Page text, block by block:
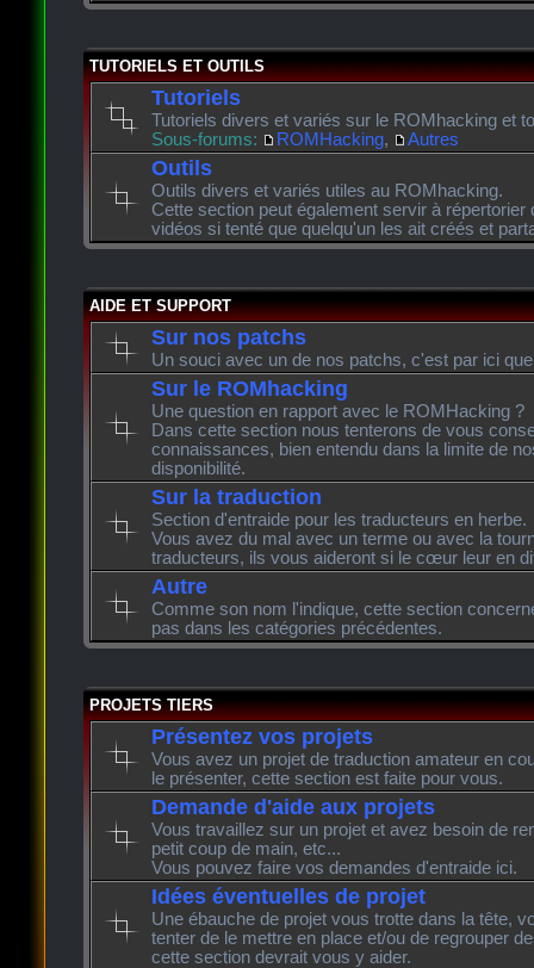
TUTORIELS ET OUTILS
Tutoriels
Tutoriels divers et variés sur le ROMhacking et
Sous-forums:
ROMHacking, Autres
Outils
Outils divers et variés utiles au ROMhacking.
Cette section peut également servir à
vidéos si tenté que quelqu'un les ait créés et
AIDE ET SUPPORT
Sur nos patchs
Un souci avec un de nos patchs, c'est par ici
Sur le ROMhacking
Une question en rapport avec le ROMHacking ?
Dans cette section nous tenterons de vous
connaissances, bien entendu dans la limite de
disponibilité.
Sur la traduction
Section d'entraide pour les traducteurs en herbe.
Vous avez du mal avec un terme ou avec la
traducteurs, ils vous aideront si le cœur leur en
Autre
Comme son nom l'indique, cette section
pas dans les catégories précédentes.
PROJETS TIERS
Présentez vos projets
Vous avez un projet de traduction amateur en
le présenter, cette section est faite pour vous.
Demande d'aide aux projets
Vous travaillez sur un projet et avez besoin de
petit coup de main, etc...
Vous pouvez faire vos demandes d'entraide ici.
Idées éventuelles de projet
Une ébauche de projet vous trotte dans la tête,
tenter de le mettre en place et/ou de regrouper
cette section devrait vous y aider.